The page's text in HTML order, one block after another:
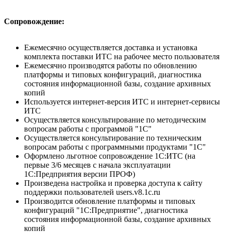
Сопровождение:
Ежемесячно осуществляется доставка и установка
комплекта поставки ИТС на рабочее место пользователя
Ежемесячно производятся работы по обновлению
платформы и типовых конфигураций, диагностика
состояния информационной базы, создание архивных
копий
Используется интернет-версия ИТС и интернет-сервисы
ИТС
Осуществляется консультирование по методическим
вопросам работы с программой "1С"
Осуществляется консультирование по техническим
вопросам работы с программными продуктами "1С"
Оформлено льготное сопровождение 1С:ИТС (на
первые 3/6 месяцев с начала эксплуатации
1С:Предприятия версии ПРОФ)
Произведена настройка и проверка доступа к сайту
поддержки пользователей users.v8.1c.ru
Производится обновление платформы и типовых
конфигураций "1С:Предприятие", диагностика
состояния информационной базы, создание архивных
копий